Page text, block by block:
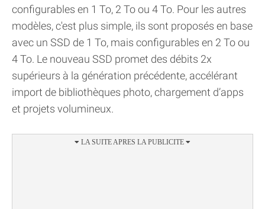
configurables en 1 To, 2 To ou 4 To. Pour les autres
modèles, c'est plus simple, ils sont proposés en base
avec un SSD de 1 To, mais configurables en 2 To ou
4 To. Le nouveau SSD promet des débits 2x
supérieurs à la génération précédente, accélérant
import de bibliothèques photo, chargement d’apps
et projets volumineux.